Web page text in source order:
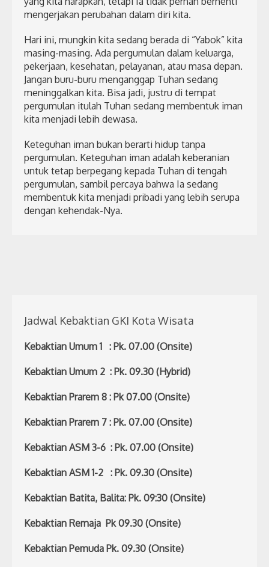
mengerjakan perubahan dalam diri kita.
Hari ini, mungkin kita sedang berada di “Yabok” kita
masing-masing. Ada pergumulan dalam keluarga,
pekerjaan, kesehatan, pelayanan, atau masa depan.
Jangan buru-buru menganggap Tuhan sedang
meninggalkan kita. Bisa jadi, justru di tempat
pergumulan itulah Tuhan sedang membentuk iman
kita menjadi lebih dewasa.
Keteguhan iman bukan berarti hidup tanpa
pergumulan. Keteguhan iman adalah keberanian
untuk tetap berpegang kepada Tuhan di tengah
pergumulan, sambil percaya bahwa Ia sedang
membentuk kita menjadi pribadi yang lebih serupa
dengan kehendak-Nya.
Jadwal Kebaktian GKI Kota Wisata
Kebaktian Umum 1 : Pk. 07.00 (Onsite)
Kebaktian Umum 2 : Pk. 09.30 (Hybrid)
Kebaktian Prarem 8 : Pk 07.00 (Onsite)
Kebaktian Prarem 7 : Pk. 07.00 (Onsite)
Kebaktian ASM 3-6 : Pk. 07.00 (Onsite)
Kebaktian ASM 1-2 : Pk. 09.30 (Onsite)
Kebaktian Batita, Balita: Pk. 09:30 (Onsite)
Kebaktian Remaja Pk 09.30 (Onsite)
Kebaktian Pemuda Pk. 09.30 (Onsite)